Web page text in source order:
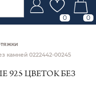
0 0
камней 0222442-00245
925 ЦВЕТОК БЕЗ